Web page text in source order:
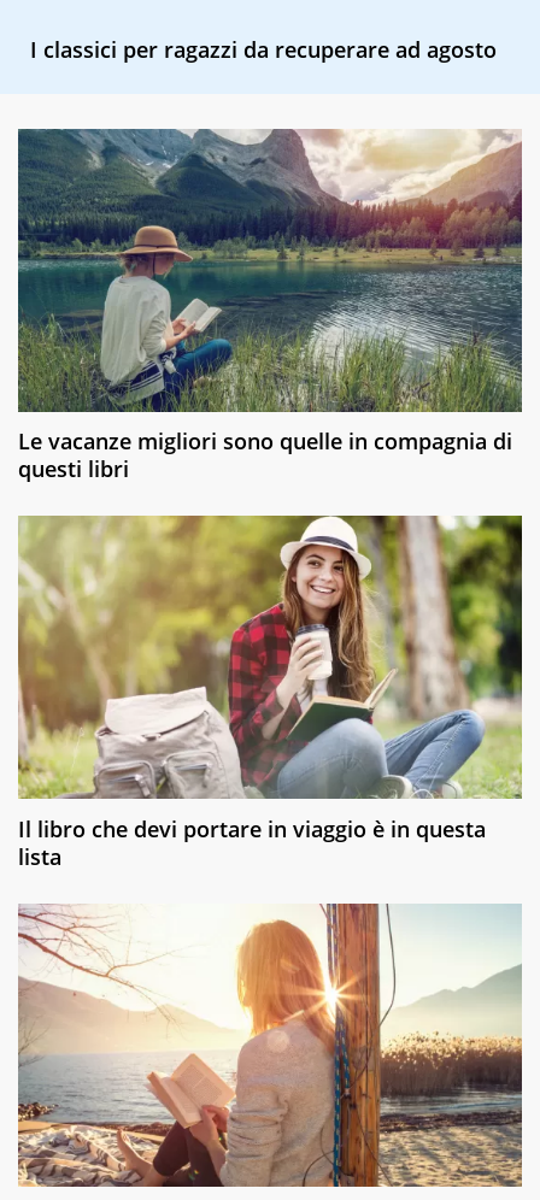
I classici per ragazzi da recuperare ad agosto
Le vacanze migliori sono quelle in compagnia di
questi libri
Il libro che devi portare in viaggio è in questa
lista